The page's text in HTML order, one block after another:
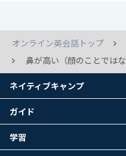
オンライン英会話トップ
鼻が高い（顔のことでは
ネイティブキャンプ
ガイド
学習